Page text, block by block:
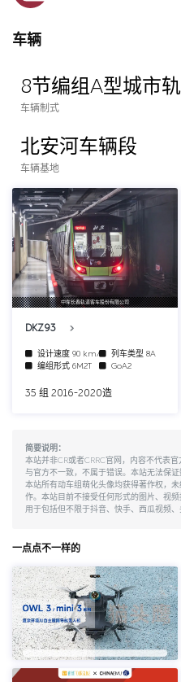
车辆
8节编组A型城市
车辆制式
北安河车辆段
车辆基地
中车长春轨道客车股份有限公司
DKZ93
设计速度 90 km/h 列车类型 8A
编组形式 6M2T GoA2
35 组 2016-2020造
简要说明：
本站并非CR或者CRRC官网，内容不代表
与官方不一致，不属于错误。本站无法保
本站所有动车组萌化头像均获得著作权，
作。本站目前不接受任何形式的图片、视
用于包括但不限于抖音、快手、西瓜视频
一点点不一样的